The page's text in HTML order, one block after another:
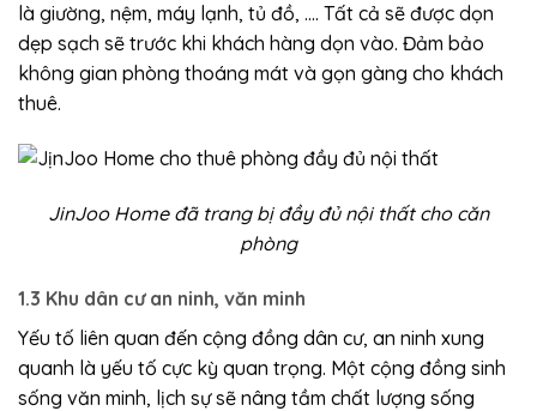
là giường, nệm, máy lạnh, tủ đồ, …. Tất cả sẽ được dọn
dẹp sạch sẽ trước khi khách hàng dọn vào. Đảm bảo
không gian phòng thoáng mát và gọn gàng cho khách
thuê.
JinJoo Home đã trang bị đầy đủ nội thất cho căn
phòng
1.3 Khu dân cư an ninh, văn minh
Yếu tố liên quan đến cộng đồng dân cư, an ninh xung
quanh là yếu tố cực kỳ quan trọng. Một cộng đồng sinh
sống văn minh, lịch sự sẽ nâng tầm chất lượng sống